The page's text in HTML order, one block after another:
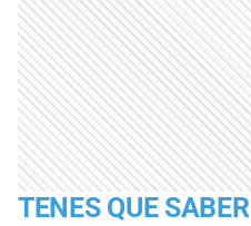
TENES QUE SABER